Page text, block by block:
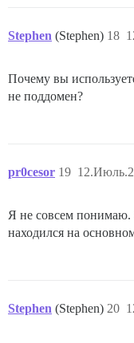
I, [2020-07-
I, [2020-07-
I, [2020-07-
ОШИБКА
Место
exec
Stephen (Stephen) 18
Почему вы
не поддомен?
pr0cesor 19
Я не совсем понимаю.
находился на
Stephen (Stephen) 20